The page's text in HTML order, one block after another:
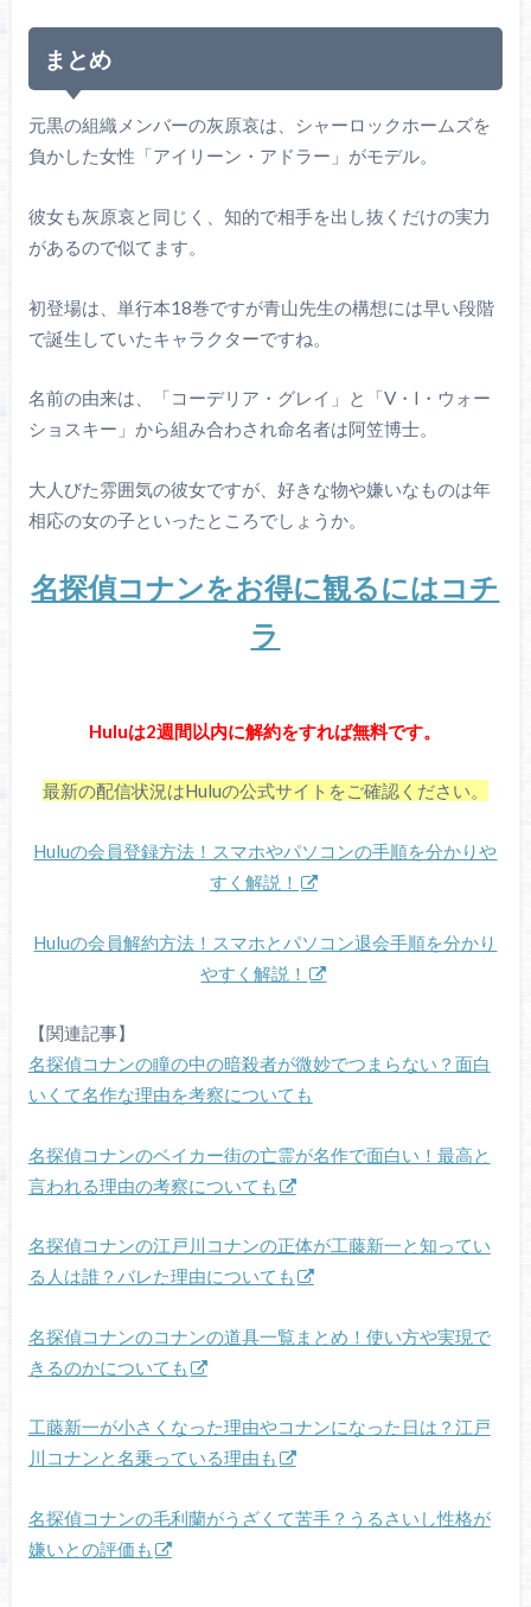
まとめ
元黒の組織メンバーの灰原哀は、シャーロックホームズを
負かした女性「アイリーン・アドラー」がモデル。
彼女も灰原哀と同じく、知的で相手を出し抜くだけの実力
があるので似てます。
初登場は、単行本18巻ですが青山先生の構想には早い段階
で誕生していたキャラクターですね。
名前の由来は、「コーデリア・グレイ」と「V・I・ウォー
ショスキー」から組み合わされ命名者は阿笠博士。
大人びた雰囲気の彼女ですが、好きな物や嫌いなものは年
相応の女の子といったところでしょうか。
名探偵コナンをお得に観るにはコチ
ラ
Huluは2週間以内に解約をすれば無料です。
最新の配信状況はHuluの公式サイトをご確認ください。
Huluの会員登録方法！スマホやパソコンの手順を分かりや
すく解説！
Huluの会員解約方法！スマホとパソコン退会手順を分かり
やすく解説！
【関連記事】
名探偵コナンの瞳の中の暗殺者が微妙でつまらない？面白
いくて名作な理由を考察についても
名探偵コナンのベイカー街の亡霊が名作で面白い！最高と
言われる理由の考察についても
名探偵コナンの江戸川コナンの正体が工藤新一と知ってい
る人は誰？バレた理由についても
名探偵コナンのコナンの道具一覧まとめ！使い方や実現で
きるのかについても
工藤新一が小さくなった理由やコナンになった日は？江戸
川コナンと名乗っている理由も
名探偵コナンの毛利蘭がうざくて苦手？うるさいし性格が
嫌いとの評価も